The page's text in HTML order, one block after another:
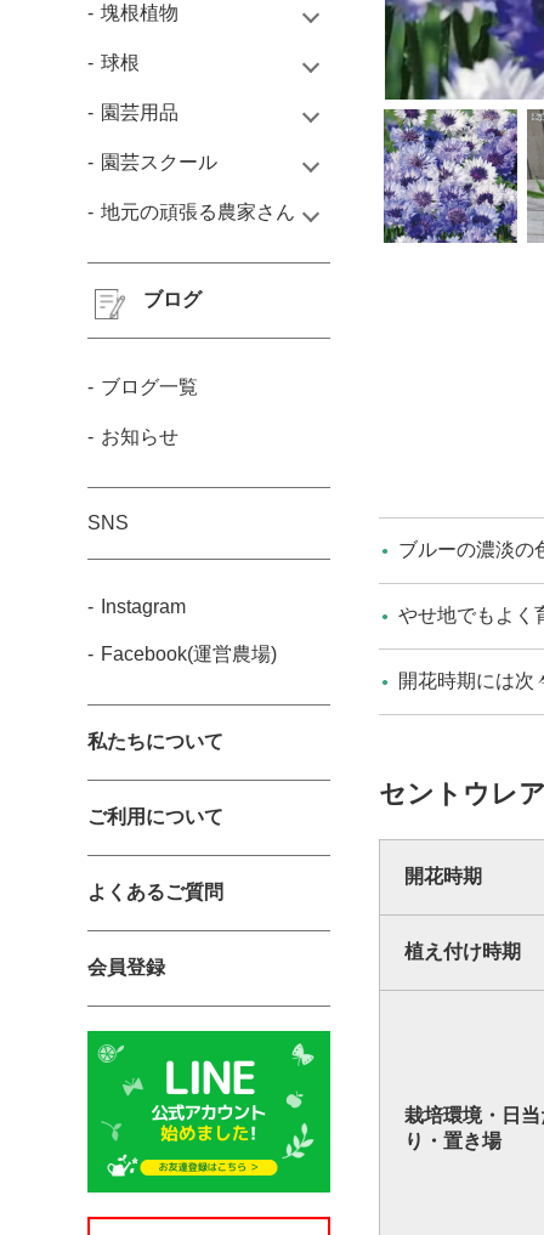
ブルーの濃淡の
やせ地でもよく
開花時期には次
セントウレ
開花時期
植え付け時期
栽培環境・日当
り・置き場
塊根植物
球根
園芸用品
園芸スクール
地元の頑張る農家さん
ブログ
ブログ一覧
お知らせ
SNS
Instagram
Facebook(運営農場)
私たちについて
ご利用について
よくあるご質問
会員登録